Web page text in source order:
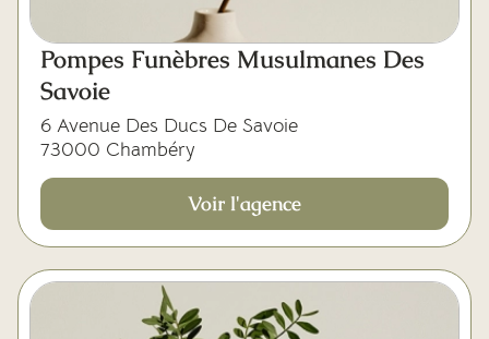
Pompes Funèbres Musulmanes Des
Savoie
6 Avenue Des Ducs De Savoie
73000 Chambéry
Voir l'agence